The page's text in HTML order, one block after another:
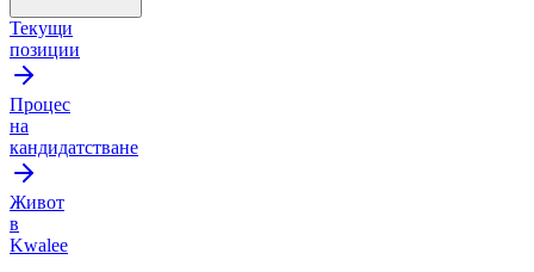
Текущи
позиции
Процес
на
кандидатстване
Живот
в
Kwalee